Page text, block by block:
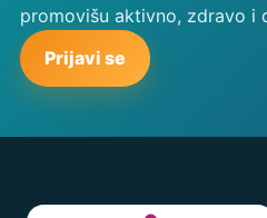
promovišu aktivno, zdravo i
Prijavi se